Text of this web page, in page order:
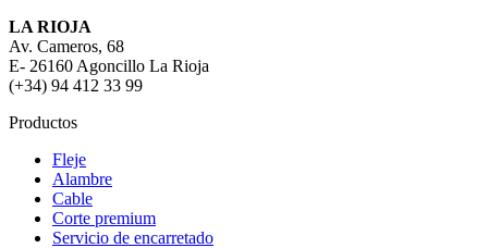
LA RIOJA
Av. Cameros, 68
E- 26160 Agoncillo La Rioja
(+34) 94 412 33 99
Productos
Fleje
Alambre
Cable
Corte premium
Servicio de encarretado